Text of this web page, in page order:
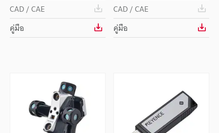
CAD / CAE
คู่มือ
CAD / CAE
คู่มือ